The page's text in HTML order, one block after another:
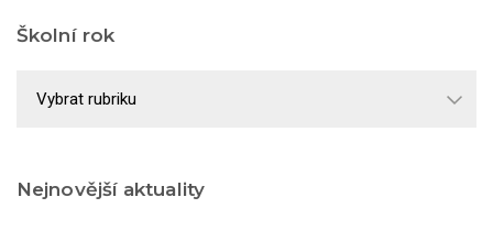
Školní rok
rok
Nejnovější aktuality